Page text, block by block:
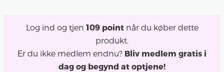
Log ind og tjen 109 pointnår du køber dette
produkt.
Er du ikke medlem endnu? Bliv medlem gratis i
dag og begynd at optjene!